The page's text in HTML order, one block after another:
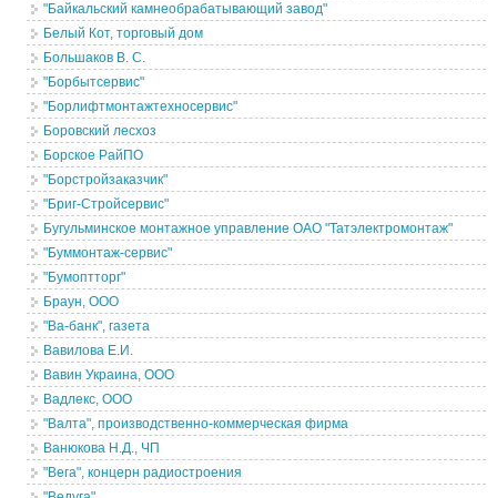
"Байкальский камнеобрабатывающий завод"
Белый Кот, торговый дом
Большаков В. С.
"Борбытсервис"
"Борлифтмонтажтехносервис"
Боровский лесхоз
Борское РайПО
"Борстройзаказчик"
"Бриг-Стройсервис"
Бугульминское монтажное управление ОАО "Татэлектромонтаж"
"Буммонтаж-сервис"
"Бумоптторг"
Браун, ООО
"Ва-банк", газета
Вавилова Е.И.
Вавин Украина, ООО
Вадлекс, ООО
"Валта", производственно-коммерческая фирма
Ванюкова Н.Д., ЧП
"Вега", концерн радиостроения